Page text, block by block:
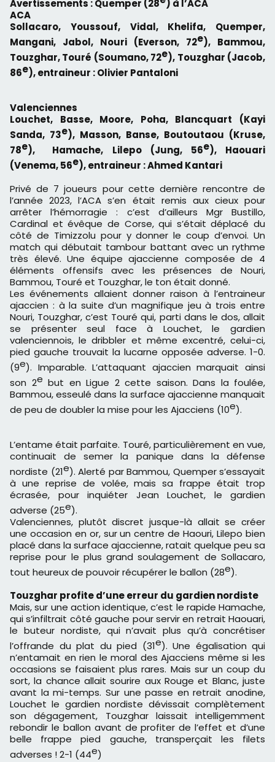
Avertissements : Quemper (28
) à l’ACA
ACA
Sollacaro, Youssouf, Vidal, Khelifa, Quemper,
Mangani, Jabol, Nouri (Everson, 72e), Bammou,
Touzghar, Touré (Soumano, 72e), Touzghar (Jacob,
86e), entraineur : Olivier Pantaloni
Valenciennes
Louchet, Basse, Moore, Poha, Blancquart (Kayi
Sanda, 73e), Masson, Banse, Boutoutaou (Kruse,
78e), Hamache, Lilepo (Jung, 56e), Haouari
(Venema, 56e), entraineur : Ahmed Kantari
Privé de 7 joueurs pour cette dernière rencontre de
l’année 2023, l’ACA s’en était remis aux cieux pour
arrêter l’hémorragie : c’est d’ailleurs Mgr Bustillo,
Cardinal et évêque de Corse, qui s’était déplacé du
côté de Timizzolu pour y donner le coup d’envoi. Un
match qui débutait tambour battant avec un rythme
très élevé. Une équipe ajaccienne composée de 4
éléments offensifs avec les présences de Nouri,
Bammou, Touré et Touzghar, le ton était donné.
Les événements allaient donner raison à l’entraineur
ajaccien : à la suite d’un magnifique jeu à trois entre
Nouri, Touzghar, c’est Touré qui, parti dans le dos, allait
se présenter seul face à Louchet, le gardien
valenciennois, le dribbler et même excentré, celui-ci,
pied gauche trouvait la lucarne opposée adverse. 1-0.
(9e). Imparable. L’attaquant ajaccien marquait ainsi
son 2e but en Ligue 2 cette saison. Dans la foulée,
Bammou, esseulé dans la surface ajaccienne manquait
de peu de doubler la mise pour les Ajacciens (10e).
L’entame était parfaite. Touré, particulièrement en vue,
continuait de semer la panique dans la défense
nordiste (21e). Alerté par Bammou, Quemper s’essayait
à une reprise de volée, mais sa frappe était trop
écrasée, pour inquiéter Jean Louchet, le gardien
adverse (25e).
Valenciennes, plutôt discret jusque-là allait se créer
une occasion en or, sur un centre de Haouri, Lilepo bien
placé dans la surface ajaccienne, ratait quelque peu sa
reprise pour le plus grand soulagement de Sollacaro,
tout heureux de pouvoir récupérer le ballon (28e).
Touzghar profite d’une erreur du gardien nordiste
Mais, sur une action identique, c’est le rapide Hamache,
qui s’infiltrait côté gauche pour servir en retrait Haouari,
le buteur nordiste, qui n’avait plus qu’à concrétiser
l’offrande du plat du pied (31e). Une égalisation qui
n’entamait en rien le moral des Ajacciens même si les
occasions se faisaient plus rares. Mais sur un coup du
sort, la chance allait sourire aux Rouge et Blanc, juste
avant la mi-temps. Sur une passe en retrait anodine,
Louchet le gardien nordiste dévissait complètement
son dégagement, Touzghar laissait intelligemment
rebondir le ballon avant de profiter de l’effet et d’une
belle frappe pied gauche, transperçait les filets
adverses ! 2-1 (44e)